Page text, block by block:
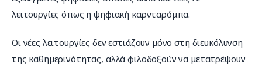
λειτουργίες όπως η ψηφιακή καρνταρόμπα.
Οι νέες λειτουργίες δεν εστιάζουν μόνο στη διευκόλυνση
της καθημερινότητας, αλλά φιλοδοξούν να μετατρέψουν